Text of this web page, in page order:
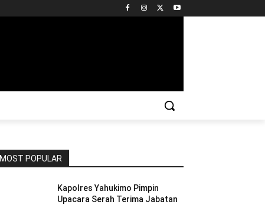
MOST POPULAR
Kapolres Yahukimo Pimpin
Upacara Serah Terima Jabatan